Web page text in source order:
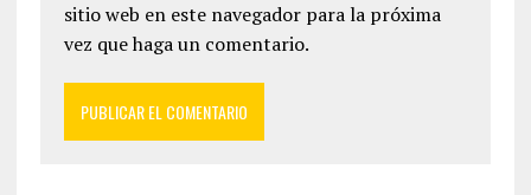
sitio web en este navegador para la próxima
vez que haga un comentario.